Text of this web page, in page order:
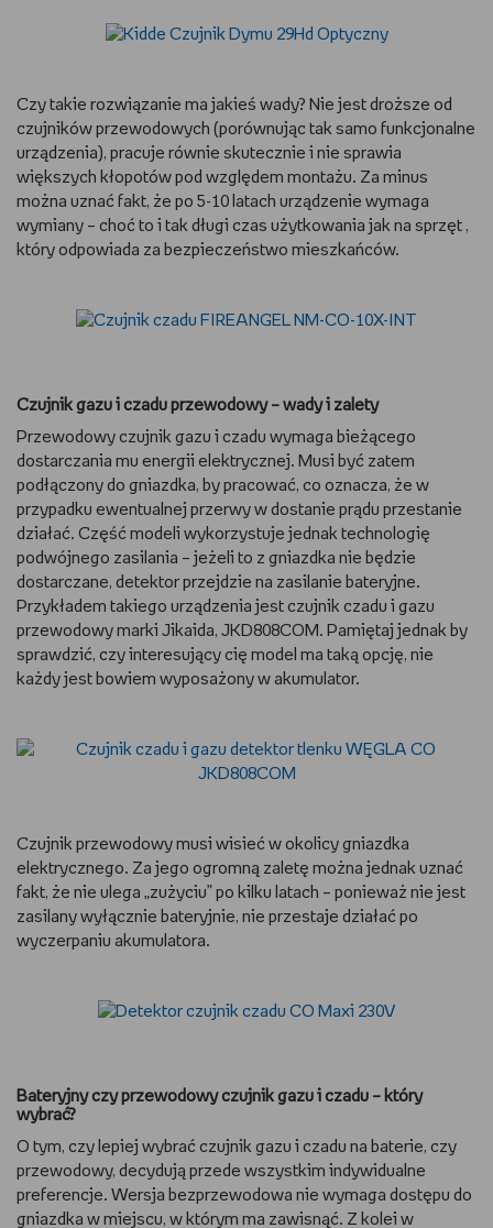
Czy takie rozwiązanie ma jakieś wady? Nie jest droższe od
czujników przewodowych (porównując tak samo funkcjonalne
urządzenia), pracuje równie skutecznie i nie sprawia
większych kłopotów pod względem montażu. Za minus
można uznać fakt, że po 5-10 latach urządzenie wymaga
wymiany – choć to i tak długi czas użytkowania jak na sprzęt ,
który odpowiada za bezpieczeństwo mieszkańców.
Czujnik gazu i czadu przewodowy – wady i zalety
Przewodowy czujnik gazu i czadu wymaga bieżącego
dostarczania mu energii elektrycznej. Musi być zatem
podłączony do gniazdka, by pracować, co oznacza, że w
przypadku ewentualnej przerwy w dostanie prądu przestanie
działać. Część modeli wykorzystuje jednak technologię
podwójnego zasilania – jeżeli to z gniazdka nie będzie
dostarczane, detektor przejdzie na zasilanie bateryjne.
Przykładem takiego urządzenia jest czujnik czadu i gazu
przewodowy marki Jikaida, JKD808COM. Pamiętaj jednak by
sprawdzić, czy interesujący cię model ma taką opcję, nie
każdy jest bowiem wyposażony w akumulator.
Czujnik przewodowy musi wisieć w okolicy gniazdka
elektrycznego. Za jego ogromną zaletę można jednak uznać
fakt, że nie ulega „zużyciu” po kilku latach – ponieważ nie jest
zasilany wyłącznie bateryjnie, nie przestaje działać po
wyczerpaniu akumulatora.
Bateryjny czy przewodowy czujnik gazu i czadu – który
wybrać?
O tym, czy lepiej wybrać czujnik gazu i czadu na baterie, czy
przewodowy, decydują przede wszystkim indywidualne
preferencje. Wersja bezprzewodowa nie wymaga dostępu do
gniazdka w miejscu, w którym ma zawisnąć. Z kolei w